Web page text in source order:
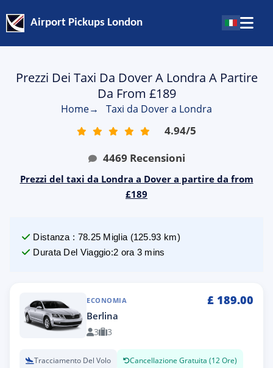
Airport Pickups London
Prezzi Dei Taxi Da Dover A Londra A Partire
Da From £189
Home→ Taxi da Dover a Londra
4.94/5
4469 Recensioni
Prezzi del taxi da Londra a Dover a partire da from
£189
Distanza : 78.25 Miglia (125.93 km)
Durata Del Viaggio:2 ora 3 mins
ECONOMIA £ 189.00
Berlina
3 3
Tracciamento Del Volo Cancellazione Gratuita (12 Ore)